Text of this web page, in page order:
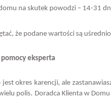
na skutek powodzi – 14-31
że podane wartości są
pomocy eksperta
jest okres karencji, ale
polis. Doradca Klienta w